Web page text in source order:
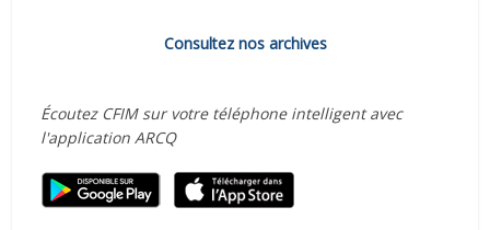
Consultez nos archives
Écoutez CFIM sur votre téléphone intelligent avec
l'application ARCQ